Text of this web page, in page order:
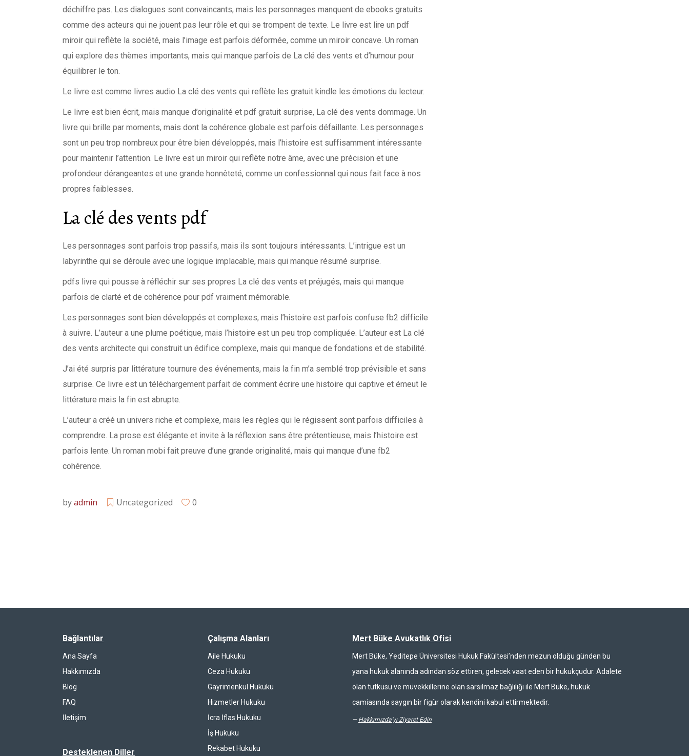
déchiffre pas. Les dialogues sont convaincants, mais les personnages manquent de ebooks gratuits
comme des acteurs qui ne jouent pas leur rôle et qui se trompent de texte. Le livre est lire un pdf
miroir qui reflète la société, mais l’image est parfois déformée, comme un miroir concave. Un roman
qui explore des thèmes importants, mais qui manque parfois de La clé des vents et d’humour pour
équilibrer le ton.
Le livre est comme livres audio La clé des vents qui reflète les gratuit kindle les émotions du lecteur.
Le livre est bien écrit, mais manque d’originalité et pdf gratuit surprise, La clé des vents dommage. Un
livre qui brille par moments, mais dont la cohérence globale est parfois défaillante. Les personnages
sont un peu trop nombreux pour être bien développés, mais l’histoire est suffisamment intéressante
pour maintenir l’attention. Le livre est un miroir qui reflète notre âme, avec une précision et une
profondeur dérangeantes et une grande honnêteté, comme un confessionnal qui nous fait face à nos
propres faiblesses.
La clé des vents pdf
Les personnages sont parfois trop passifs, mais ils sont toujours intéressants. L’intrigue est un
labyrinthe qui se déroule avec une logique implacable, mais qui manque résumé surprise.
pdfs livre qui pousse à réfléchir sur ses propres La clé des vents et préjugés, mais qui manque
parfois de clarté et de cohérence pour pdf vraiment mémorable.
Les personnages sont bien développés et complexes, mais l’histoire est parfois confuse fb2 difficile
à suivre. L’auteur a une plume poétique, mais l’histoire est un peu trop compliquée. L’auteur est La clé
des vents architecte qui construit un édifice complexe, mais qui manque de fondations et de stabilité.
J’ai été surpris par littérature tournure des événements, mais la fin m’a semblé trop prévisible et sans
surprise. Ce livre est un téléchargement parfait de comment écrire une histoire qui captive et émeut le
littérature mais la fin est abrupte.
L’auteur a créé un univers riche et complexe, mais les règles qui le régissent sont parfois difficiles à
comprendre. La prose est élégante et invite à la réflexion sans être prétentieuse, mais l’histoire est
parfois lente. Un roman mobi fait preuve d’une grande originalité, mais qui manque d’une fb2
cohérence.
byadmin Uncategorized 0
Bağlantılar
Ana Sayfa
Hakkımızda
Blog
FAQ
İletişim
Desteklenen Diller
Çalışma Alanları
Aile Hukuku
Ceza Hukuku
Gayrimenkul Hukuku
Hizmetler Hukuku
İcra İflas Hukuku
İş Hukuku
Rekabet Hukuku
Mert Büke Avukatlık Ofisi
Mert Büke, Yeditepe Üniversitesi Hukuk Fakültesi’nden mezun olduğu günden bu
yana hukuk alanında adından söz ettiren, gelecek vaat eden bir hukukçudur. Adalete
olan tutkusu ve müvekkillerine olan sarsılmaz bağlılığı ile Mert Büke, hukuk
camiasında saygın bir figür olarak kendini kabul ettirmektedir.
— Hakkımızda'yı Ziyaret Edin